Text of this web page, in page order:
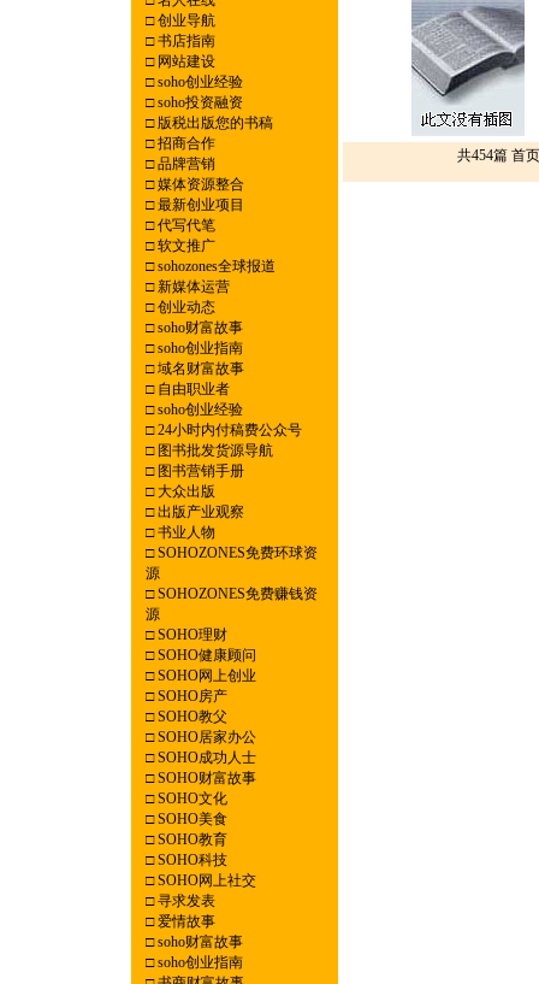
□创业导航
□书店指南
□网站建设
□soho创业经验
□soho投资融资
□版税出版您的书稿
□招商合作
□品牌营销
□媒体资源整合
□最新创业项目
□代写代笔
□软文推广
□sohozones全球报道
□新媒体运营
□创业动态
□soho财富故事
□soho创业指南
□域名财富故事
□自由职业者
□soho创业经验
□24小时内付稿费公众号
□图书批发货源导航
□图书营销手册
□大众出版
□出版产业观察
□书业人物
□SOHOZONES免费环球资
源
□SOHOZONES免费赚钱资
源
□SOHO理财
□SOHO健康顾问
□SOHO网上创业
□SOHO房产
□SOHO教父
□SOHO居家办公
□SOHO成功人士
□SOHO财富故事
□SOHO文化
□SOHO美食
□SOHO教育
□SOHO科技
□SOHO网上社交
□寻求发表
□爱情故事
□soho财富故事
□soho创业指南
共454篇 首